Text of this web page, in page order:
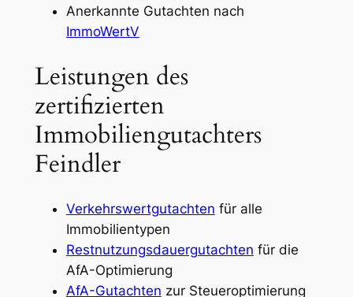
Anerkannte Gutachten nach
ImmoWertV
Leistungen des
zertifizierten
Immobiliengutachters
Feindler
Verkehrswertgutachten für alle
Immobilientypen
Restnutzungsdauergutachten für die
AfA-Optimierung
AfA-Gutachten zur Steueroptimierung